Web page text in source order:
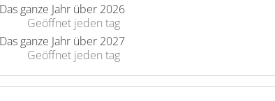
Das ganze Jahr über 2026
Geöffnet jeden tag
Das ganze Jahr über 2027
Geöffnet jeden tag